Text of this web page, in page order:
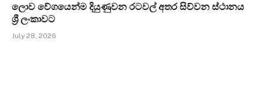
ලොව වේගයෙන්ම දියුණුවන රටවල් අතර සිව්වන ස්ථානය
ශ්‍රී ලංකාවට
July 28, 2026